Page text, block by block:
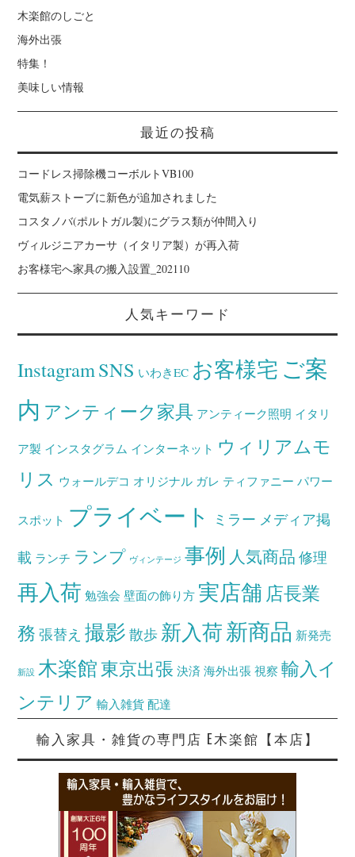
木楽館のしごと
海外出張
特集！
美味しい情報
最近の投稿
コードレス掃除機コーボルトVB100
電気薪ストーブに新色が追加されました
コスタノバ(ポルトガル製)にグラス類が仲間入り
ヴィルジニアカーサ（イタリア製）が再入荷
お客様宅へ家具の搬入設置_202110
人気キーワード
InstagramSNS いわきEC お客様宅 ご案
内 アンティーク家具 アンティーク照明 イタリ
ア製 インスタグラム インターネット ウィリアムモ
リス ウォールデコ オリジナル ガレ ティファニー パワー
スポット プライベート ミラー メディア掲
載 ランチ ランプ ヴィンテージ 事例 人気商品 修理
再入荷 勉強会 壁面の飾り方 実店舗 店長業
務 張替え 撮影 散歩 新入荷新商品 新発売
新設 木楽館 東京出張 決済 海外出張 視察 輸入イ
ンテリア 輸入雑貨 配達
輸入家具・雑貨の専門店 E木楽館【本店】